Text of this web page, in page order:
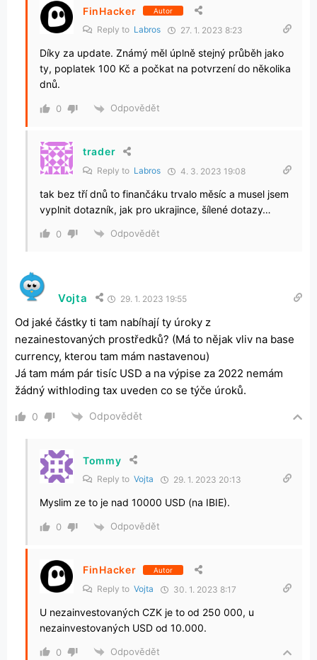
FinHacker Autor
Reply to Labros 27. 1. 2023 8:23
Díky za update. Známý měl úplně stejný průběh jako
ty, poplatek 100 Kč a počkat na potvrzení do několika
dnů.
0 Odpovědět
trader
Reply to Labros 4. 3. 2023 19:08
tak bez tří dnů to finančáku trvalo měsíc a musel jsem
vyplnit dotazník, jak pro ukrajince, šílené dotazy…
0 Odpovědět
Vojta 29. 1. 2023 19:55
Od jaké částky ti tam nabíhají ty úroky z
nezainestovaných prostředků? (Má to nějak vliv na base
currency, kterou tam mám nastavenou)
Já tam mám pár tisíc USD a na výpise za 2022 nemám
žádný withloding tax uveden co se týče úroků.
0 Odpovědět
Tommy
Reply to Vojta 29. 1. 2023 20:13
Myslim ze to je nad 10000 USD (na IBIE).
0 Odpovědět
FinHacker Autor
Reply to Vojta 30. 1. 2023 8:17
U nezainvestovaných CZK je to od 250 000, u
nezainvestovaných USD od 10.000.
0 Odpovědět